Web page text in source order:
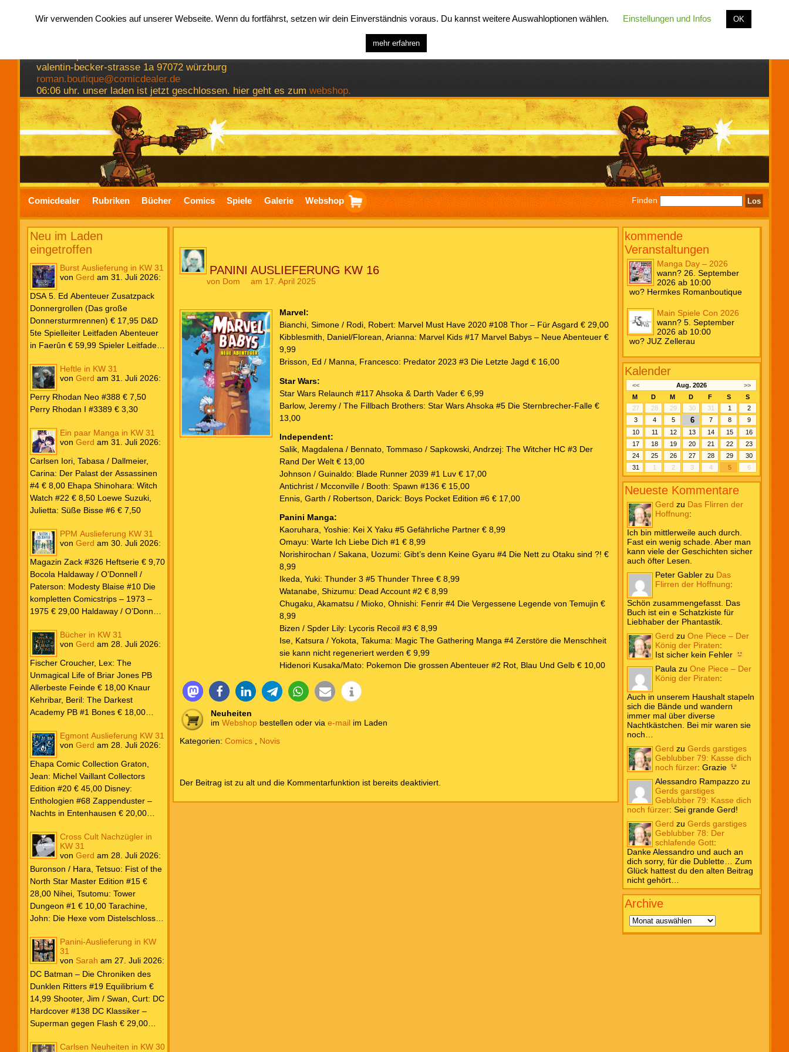
valentin-becker-strasse 1a 97072 würzburg
roman.boutique@comicdealer.de
06:06 uhr. unser laden ist jetzt geschlossen. hier geht es zum webshop.
Comicdealer Rubriken Bücher Comics Spiele Galerie Webshop Finden
Neu im Laden
eingetroffen
Burst Auslieferung in KW 31
von Gerd am 31. Juli 2026:
DSA 5. Ed Abenteuer Zusatzpack
Donnergrollen (Das große
Donnersturmrennen) € 17,95 D&D
5te Spielleiter Leitfaden Abenteuer
in Faerûn € 59,99 Spieler Leitfaden
Heftle in KW 31
von Gerd am 31. Juli 2026:
Perry Rhodan Neo #388 € 7,50
Perry Rhodan I #3389 € 3,30
Ein paar Manga in KW 31
von Gerd am 31. Juli 2026:
Carlsen Iori, Tabasa / Dallmeier,
Carina: Der Palast der Assassinen
#4 € 8,00 Ehapa Shinohara: Witch
Watch #22 € 8,50 Loewe Suzuki,
Julietta: Süße Bisse #6 € 7,50
PPM Auslieferung KW 31
von Gerd am 30. Juli 2026:
Magazin Zack #326 Heftserie € 9,70
Bocola Haldaway / O’Donnell /
Paterson: Modesty Blaise #10 Die
kompletten Comicstrips – 1973 –
1975 € 29,00 Haldaway / O’Donnell
kompletten Comicstrips – 1972 –
1973 € 29,00 Knesebeck Hendrix,
John: Die Weltenerschaffer Die
fantastische Freundschaft von C.S.
Lewis & J.R.R. Tolkien € 30,00
Weissblech Luba Wolfsschwanz #22
€ 4,90 Horror Schocker #81 € 4,90
Bücher in KW 31
von Gerd am 28. Juli 2026:
Fischer Croucher, Lex: The
Unmagical Life of Briar Jones PB
Allerbeste Feinde € 18,00 Knaur
Kehribar, Beril: The Darkest
Academy PB #1 Bones € 18,00
Trilogie PB #3 To Spark a Fae War €
18,00 Bramble Hardcover Priest: Lie
Huo Jiao Chou HC #1 Drowning
Sorrows in Raging Fire € 25,00
Carlsen Davon, Isla: Blackened
Blade PB #3 Of Blackened Blood €
18,00
Egmont Auslieferung KW 31
von Gerd am 28. Juli 2026:
Ehapa Comic Collection Graton,
Jean: Michel Vaillant Collectors
Edition #20 € 45,00 Disney:
Enthologien #68 Zappenduster –
Nachts in Entenhausen € 20,00
Vagabond Master Edition #12 €
24,00 Inagaki / Murata: Eyeshield
Fujimoto: Chainsaw Man #22 € 8,50
Aoyama: Detektiv Conan #108 €
8,00 Eichinger, Daniel: Oventroja
(Fortsetzung von Jovantore) €
22,00 Iwatobi: Herr Unsichtbar und
seine zukünftige Frau #3 € 14,00
Cross Cult Nachzügler in
KW 31
von Gerd am 28. Juli 2026:
Buronson / Hara, Tetsuo: Fist of the
North Star Master Edition #15 €
28,00 Nihei, Tsutomu: Tower
Dungeon #1 € 10,00 Tarachine,
John: Die Hexe vom Distelschloss
Panini-Auslieferung in KW
31
von Sarah am 27. Juli 2026:
DC Batman – Die Chroniken des
Dunklen Ritters #19 Equilibrium €
14,99 Shooter, Jim / Swan, Curt: DC
Hardcover #138 DC Klassiker –
Superman gegen Flash € 29,00
Poison Ivy #7 Kampf € 22,00
Carlsen Neuheiten in KW 30
PANINI AUSLIEFERUNG KW 16
von Dom am 17. April 2025
Marvel:
Bianchi, Simone / Rodi, Robert: Marvel Must Have 2020 #108 Thor – Für Asgard € 29,00
Kibblesmith, Daniel/Florean, Arianna: Marvel Kids #17 Marvel Babys – Neue Abenteuer €
9,99
Brisson, Ed / Manna, Francesco: Predator 2023 #3 Die Letzte Jagd € 16,00
Star Wars:
Star Wars Relaunch #117 Ahsoka & Darth Vader € 6,99
Barlow, Jeremy / The Fillbach Brothers: Star Wars Ahsoka #5 Die Sternbrecher-Falle €
13,00
Independent:
Salik, Magdalena / Bennato, Tommaso / Sapkowski, Andrzej: The Witcher HC #3 Der
Rand Der Welt € 13,00
Johnson / Guinaldo: Blade Runner 2039 #1 Luv € 17,00
Antichrist / Mcconville / Booth: Spawn #136 € 15,00
Ennis, Garth / Robertson, Darick: Boys Pocket Edition #6 € 17,00
Panini Manga:
Kaoruhara, Yoshie: Kei X Yaku #5 Gefährliche Partner € 8,99
Omayu: Warte Ich Liebe Dich #1 € 8,99
Norishirochan / Sakana, Uozumi: Gibt’s denn Keine Gyaru #4 Die Nett zu Otaku sind ?! €
8,99
Ikeda, Yuki: Thunder 3 #5 Thunder Three € 8,99
Watanabe, Shizumu: Dead Account #2 € 8,99
Chugaku, Akamatsu / Mioko, Ohnishi: Fenrir #4 Die Vergessene Legende von Temujin €
8,99
Bizen / Spder Lily: Lycoris Recoil #3 € 8,99
Ise, Katsura / Yokota, Takuma: Magic The Gathering Manga #4 Zerstöre die Menschheit
sie kann nicht regeneriert werden € 9,99
Hidenori Kusaka/Mato: Pokemon Die grossen Abenteuer #2 Rot, Blau Und Gelb € 10,00
Neuheiten
imWebshop bestellen oder viae-mail im Laden
Kategorien:Comics Novis
Der Beitrag ist zu alt und die Kommentarfunktion ist bereits deaktiviert.
kommende
Veranstaltungen
Manga Day – 2026
wann? 26. September
2026 ab 10:00
wo? Hermkes Romanboutique
Main Spiele Con 2026
wann? 5. September
2026 ab 10:00
wo? JUZ Zellerau
Kalender
<< Aug. 2026
>>
M
D M D F S
S
27
28 29 30 31 1
2
3
4 5 6 7 8
9
10
11 12 13 14 15
16
17
18 19 20 21 22
23
24
25 26 27 28 29
30
31
1 2 3 4 5 6
Neueste Kommentare
Gerd zu Das Flirren der
Hoffnung:
Ich bin mittlerweile auch durch.
Fast ein wenig schade. Aber man
kann viele der Geschichten sicher
auch öfter Lesen.
Peter Gabler zu Das
Flirren der Hoffnung:
Schön zusammengefasst. Das
Buch ist ein e Schatzkiste für
Liebhaber der Phantastik.
Gerd zuOne Piece – Der
König der Piraten:
Ist sicher kein Fehler
Paula zuOne Piece – Der
König der Piraten:
Auch in unserem Haushalt stapeln
sich die Bände und wandern
immer mal über diverse
Nachtkästchen. Bei mir waren sie
noch…
Gerd zuGerds garstiges
Geblubber 79: Kasse dich
noch fürzer:Grazie
Alessandro Rampazzo zu
Gerds garstiges
Geblubber 79: Kasse dich
noch fürzer:Sei grande Gerd!
Gerd zuGerds garstiges
Geblubber 78: Der
schlafende Gott:
Danke Alessandro und auch an
dich sorry, für die Dublette… Zum
Glück hattest du den alten Beitrag
nicht gehört…
Archive
Wir verwenden Cookies auf unserer Webseite. Wenn du fortfährst, setzen wir dein Einverständnis voraus. Du kannst weitere Auswahloptionen wählen. Einstellungen und Infos OK
mehr erfahren